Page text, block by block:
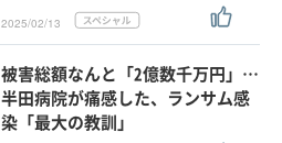
2025/02/13
被害総額なんと「2億数千万円」…
半田病院が痛感した、ランサム感
染「最大の教訓」